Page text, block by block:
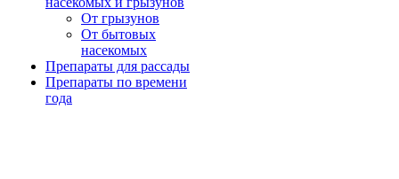
От грызунов
От бытовых
насекомых
Препараты для рассады
Препараты по времени
года